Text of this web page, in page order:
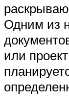
Одним из
или